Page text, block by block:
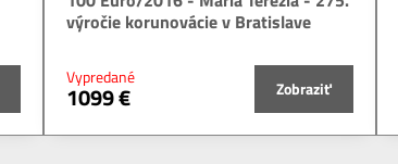
výročie korunovácie v Bratislave
Vypredané
1099 € Zobraziť